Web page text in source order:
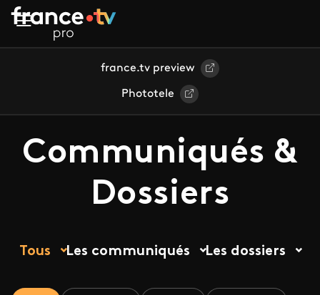
Aller au contenu principal
france.tv preview
Phototele
Communiqués &
Dossiers
Tous Les communiqués Les dossiers